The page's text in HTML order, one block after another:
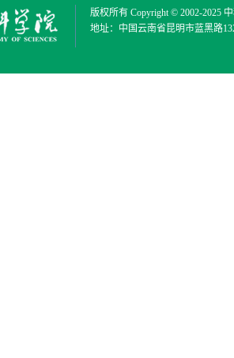
版权所有 Copyright © 2002-2025
地址：中国云南省昆明市蓝黑路